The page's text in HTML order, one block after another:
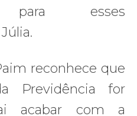
para esses
reconhece que
Previdência for
acabar com a